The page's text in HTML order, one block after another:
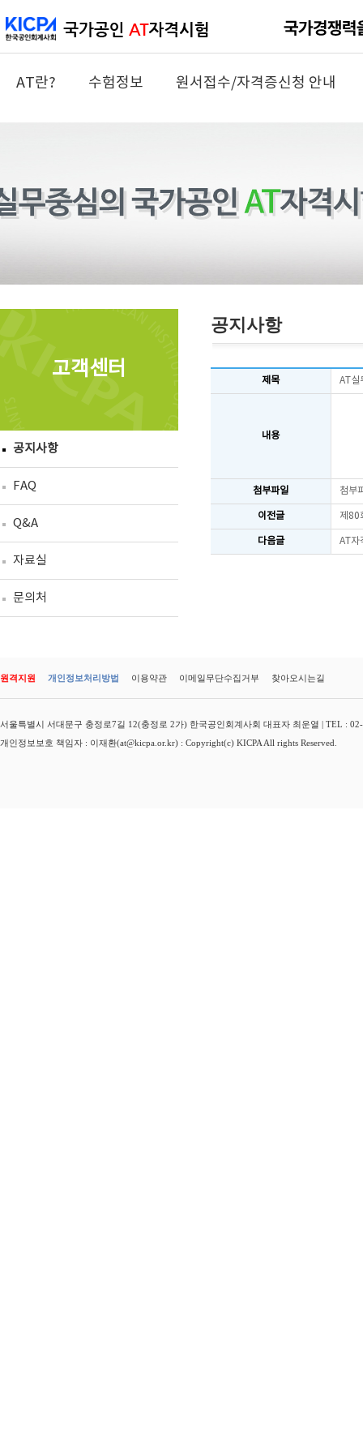
AT란? 수험정보 원서접수/자격증신청 안내
고객센터
공지사항
FAQ
Q&A
자료실
문의처
공지사항
제목 AT실
내용
첨부파일 첨부
이전글 제80
다음글 AT자
원격지원 개인정보처리방법 이용약관 이메일무단수집거부 찾아오시는길
서울특별시 서대문구 충정로7길 12(충정로 2가) 한국공인회계사회 대표자 최운열 | TEL :
개인정보보호 책임자 : 이재환(at@kicpa.or.kr) : Copyright(c) KICPA All rights Reserved.